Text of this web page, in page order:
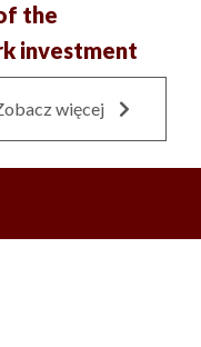
the
investment
więcej